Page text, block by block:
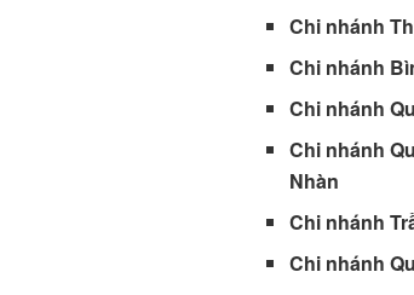
Chi nhánh
Chi nhánh
Chi nhánh
Chi nhánh
Nhàn
Chi nhánh
Chi nhánh